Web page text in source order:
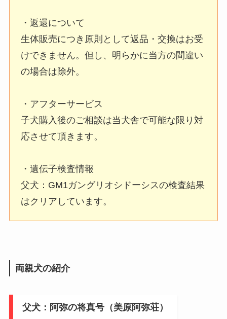
・返還について
生体販売につき原則として返品・交換はお受
けできません。但し、明らかに当方の間違い
の場合は除外。
・アフターサービス
子犬購入後のご相談は当犬舎で可能な限り対
応させて頂きます。
・遺伝子検査情報
父犬：GM1ガングリオシドーシスの検査結果
はクリアしています。
両親犬の紹介
父犬：阿弥の将真号（美原阿弥荘）